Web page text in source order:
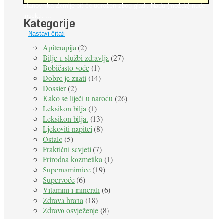
stanovnika Zemlje bit će ugrožen zbog gladi. Nadu (možda) nude
Nastavi čitati
Kategorije
Apiterapija (2)
Bilje u službi zdravlja (27)
Bobičasto voće(1)
Dobro je znati (14)
Dossier(2)
Kako se liječi u narodu (26)
Leksikon bilja (1)
Leksikon bilja. (13)
Ljekoviti napitci (8)
Ostalo(5)
Praktični savjeti (7)
Prirodna kozmetika (1)
Supernamirnice(19)
Supervoće(6)
Vitamini i minerali (6)
Zdrava hrana (18)
Zdravo osvježenje(8)